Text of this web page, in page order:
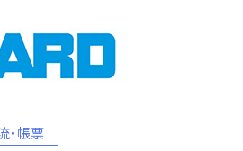
・帳票